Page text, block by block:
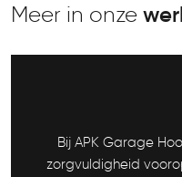
Meer in onze
Bij APK Garage
zorgvuldigheid